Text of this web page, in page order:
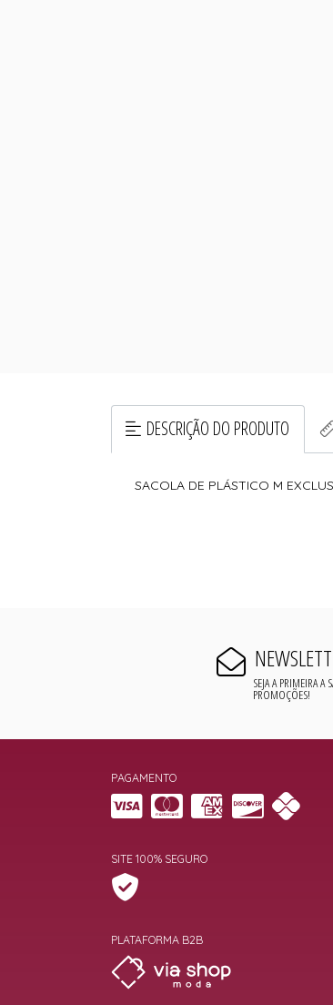
DESCRIÇÃO DO PRODUTO
SACOLA DE PLÁSTICO M
SEJA A PRIMEIRA A
PROMOÇÕES!
PAGAMENTO
SITE 100% SEGURO
PLATAFORMA B2B